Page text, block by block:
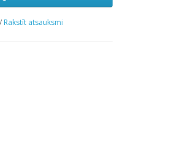
/ Rakstīt atsauksmi